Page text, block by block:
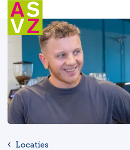
Locaties